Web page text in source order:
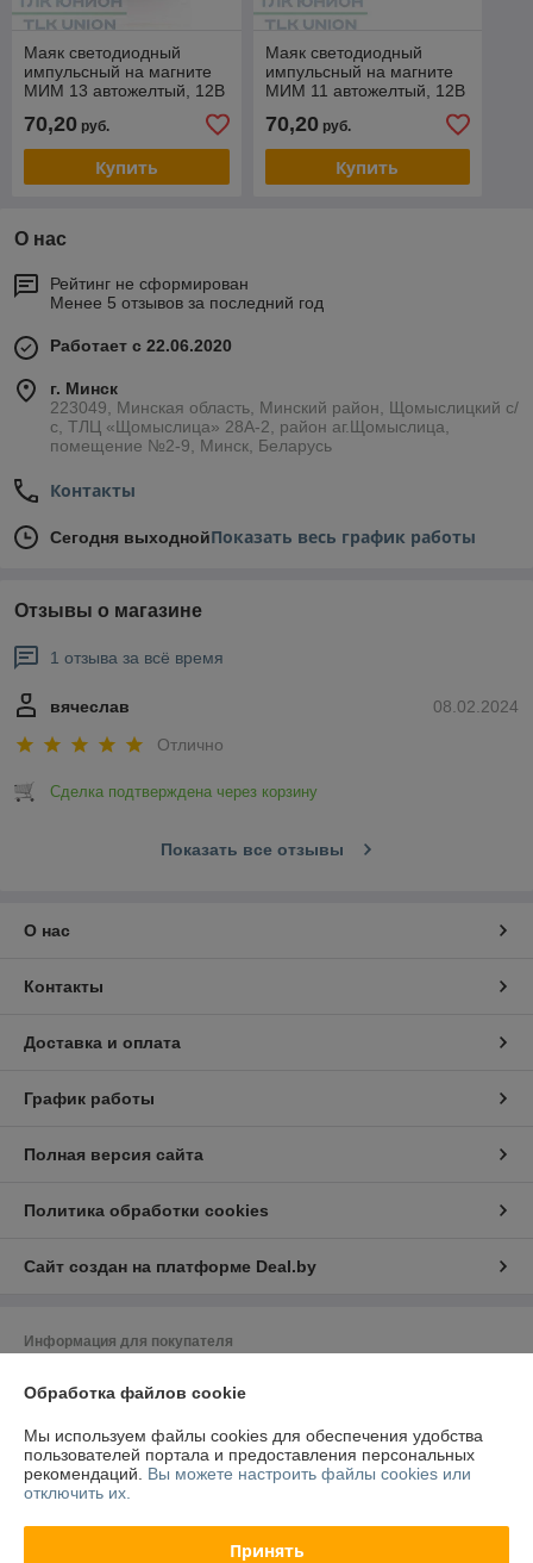
Маяк светодиодный
импульсный на магните
МИМ 13 автожелтый, 12В
- 24В, Сакура MIM13001
70,20 руб.
Купить
Маяк светодиодный
импульсный на магните
МИМ 11 автожелтый, 12В
- 24В, Сакура MIM11001
70,20руб.
Купить
О нас
Рейтинг не сформирован
Менее 5 отзывов за последний год
Работает с 22.06.2020
г. Минск
223049, Минская область, Минский район, Щомыслицкий с/
с, ТЛЦ «Щомыслица» 28А-2, район аг.Щомыслица,
помещение №2-9, Минск, Беларусь
Контакты
Сегодня выходнойПоказать весь график работы
Отзывы о магазине
1 отзыва за всё время
08.02.2024
вячеслав
Отлично
Сделка подтверждена через корзину
Показать все отзывы
О нас
Контакты
Доставка и оплата
График работы
Полная версия сайта
Политика обработки cookies
Сайт создан на платформе Deal.by
Информация для покупателя
223049, Минская область, Минский район, Щомыслицкий с/с, ТЛЦ
Регистрационный номер ЕГР: 193280319
УНП: 193280319
Регистрационный орган: Минский горисполком
Обработка файлов cookie
Мы используем файлы cookies для обеспечения удобства
пользователей портала и предоставления персональных
рекомендаций. Вы можете настроить файлы cookies или
отключить их.
Принять